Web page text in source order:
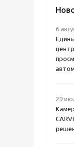
6
29